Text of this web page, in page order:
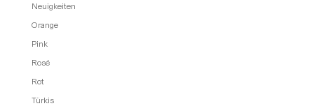
Neuigkeiten
Orange
Pink
Rosé
Rot
Türkis